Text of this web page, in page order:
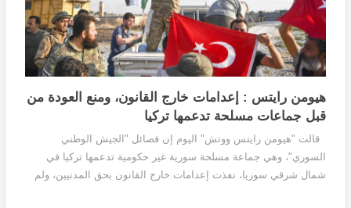
هيومن رايتس : إعدامات خارج القانون، ومنع العودة من
قبل جماعات مسلحة تدعمها تركيا
قالت "هيومن رايتس ووتش" اليوم إن فصائل "الجيش الوطني
السوري"، وهي جماعة مسلحة سورية غير حكومية تدعمها تركيا في
شمال شرقي سوريا، نفذت إعدامات خارج القانون بحق المدنيين، ولم